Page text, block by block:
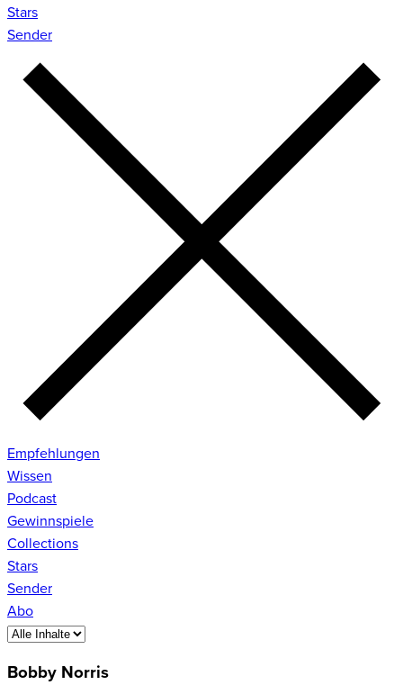
Stars
Sender
Empfehlungen
Wissen
Podcast
Gewinnspiele
Collections
Stars
Sender
Abo
Bobby Norris